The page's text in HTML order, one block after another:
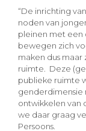
“De inrichting
noden van
pleinen met een
bewegen zich
maken dus
ruimte. Deze
publieke ruimte
genderdimensie
ontwikkelen van
we daar graag
Persoons.